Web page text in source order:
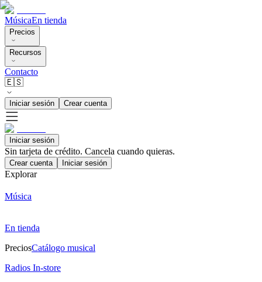
MúsicaEn tienda
Precios
Recursos
Contacto
🇪🇸
Iniciar sesión Crear cuenta
Iniciar sesión
Sin tarjeta de crédito. Cancela cuando quieras.
Crear cuenta Iniciar sesión
Explorar
Música
En tienda
PreciosCatálogo musical
Radios In-store